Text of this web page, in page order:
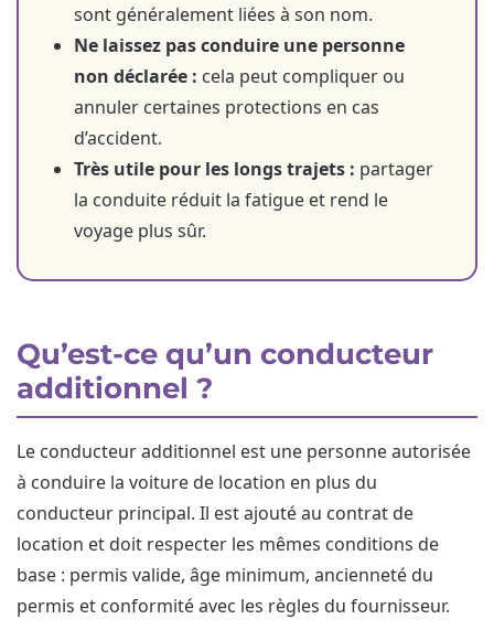
sont généralement liées à son nom.
Ne laissez pas conduire une personne
non déclarée : cela peut compliquer ou
annuler certaines protections en cas
d’accident.
Très utile pour les longs trajets : partager
la conduite réduit la fatigue et rend le
voyage plus sûr.
Qu’est-ce qu’un conducteur
additionnel ?
Le conducteur additionnel est une personne autorisée
à conduire la voiture de location en plus du
conducteur principal. Il est ajouté au contrat de
location et doit respecter les mêmes conditions de
base : permis valide, âge minimum, ancienneté du
permis et conformité avec les règles du fournisseur.